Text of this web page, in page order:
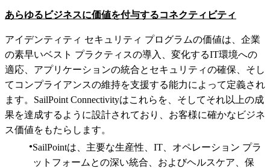
あらゆるビジネスに価値を付与するコネクティビティ
アイデンティティ セキュリティ プログラムの価値は、企業
の素早いベスト プラクティスの導入、変化するIT環境への
適応、アプリケーションの統合とセキュリティの確保、そし
てコンプライアンスの維持を支援する能力によって定義され
ます。SailPoint Connectivityはこれらを、そしてそれ以上の成
果を達成するように設計されており、お客様に確かなビジネ
ス価値をもたらします。
SailPointは、主要な生産性、IT、オペレーション プラ
ットフォームとの深い統合、およびヘルスケア、保